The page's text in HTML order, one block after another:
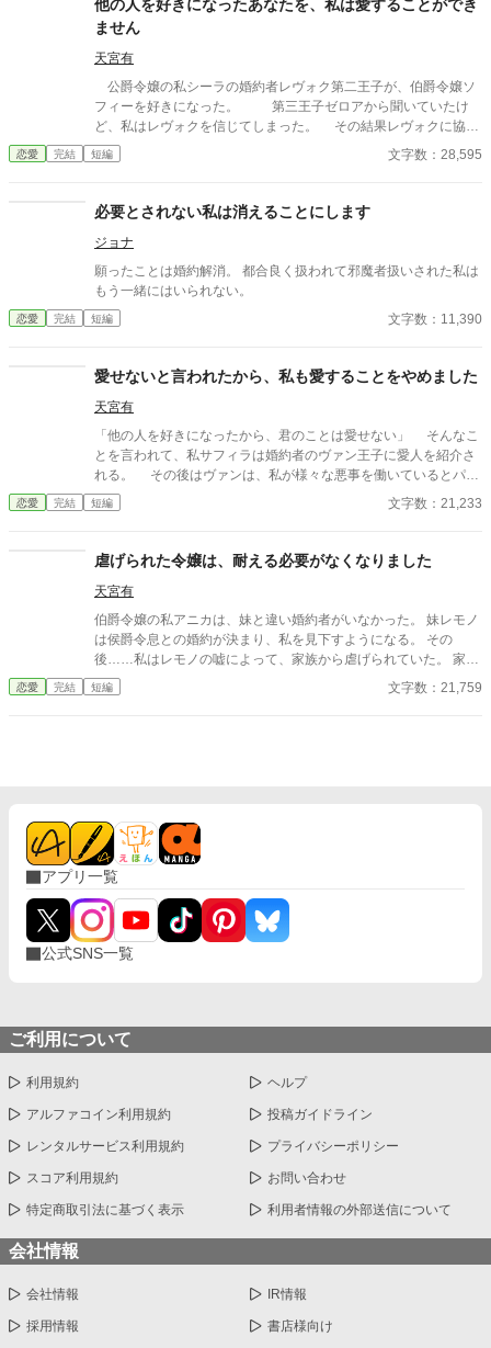
他の人を好きになったあなたを、私は愛することができ
ません
天宮有
公爵令嬢の私シーラの婚約者レヴォク第二王子が、伯爵令嬢ソ
フィーを好きになった。 第三王子ゼロアから聞いていたけ
ど、私はレヴォクを信じてしまった。 その結果レヴォクに協力
した国王に冤罪をかけられて、私は婚約破棄と国外追放を言い渡
されてしまう。 追放された私は他国に行き、数日後ゼロアと再
だ。 私はゼロアと新しい生活を送って――元婚約者レヴォク
は、後悔することとなる。
恋愛 完結 短編 文字数：28,595
必要とされない私は消えることにします
ジョナ
願ったことは婚約解消。 都合良く扱われて邪魔者扱いされた私は
もう一緒にはいられない。
恋愛 完結 短編 文字数：11,390
愛せないと言われたから、私も愛することをやめました
天宮有
「他の人を好きになったから、君のことは愛せない」 そんなこ
とを言われて、私サフィラは婚約者のヴァン王子に愛人を紹介さ
れる。 その後はヴァンは、私が様々な悪事を働いているとパー
ティ会場で言い出す。 捏造した罪によって、ヴァンは私との婚
約を破棄しようと目論んでいた。
恋愛 完結 短編 文字数：21,233
虐げられた令嬢は、耐える必要がなくなりました
天宮有
伯爵令嬢の私アニカは、妹と違い婚約者がいなかった。 妹レモノ
は侯爵令息との婚約が決まり、私を見下すようになる。 その
後……私はレモノの嘘によって、家族から虐げられていた。 家族
の命令で外に出ることとなり、私は公爵令息のジェイドと偶然出
会う。 ジェイドは私を心配して、守るから耐える必要はないと言
恋愛 完結 短編 文字数：21,759
アプリ一覧
公式SNS一覧
ご利用について
利用規約 ヘルプ
アルファコイン利用規約 投稿ガイドライン
レンタルサービス利用規約 プライバシーポリシー
スコア利用規約 お問い合わせ
特定商取引法に基づく表示 利用者情報の外部送信について
会社情報
会社情報 IR情報
採用情報 書店様向け